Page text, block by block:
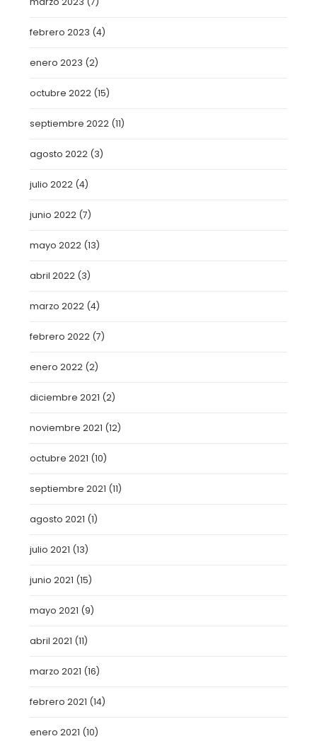
febrero 2023 (4)
enero 2023 (2)
octubre 2022 (15)
septiembre 2022 (11)
agosto 2022 (3)
julio 2022 (4)
junio 2022 (7)
mayo 2022 (13)
abril 2022 (3)
marzo 2022 (4)
febrero 2022 (7)
enero 2022 (2)
diciembre 2021 (2)
noviembre 2021 (12)
octubre 2021 (10)
septiembre 2021 (11)
agosto 2021 (1)
julio 2021 (13)
junio 2021 (15)
mayo 2021 (9)
abril 2021 (11)
marzo 2021 (16)
febrero 2021 (14)
enero 2021 (10)